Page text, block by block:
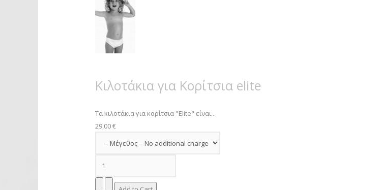
Κιλοτάκια για Κορίτσια elite
Τα κιλοτάκια για κορίτσια "Elite" είναι...
29,00 €